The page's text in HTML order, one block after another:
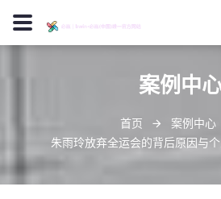
13594780441
六盘水市茄
案例中
首页
案例中心
朱雨玲放弃全运会的背后原因与